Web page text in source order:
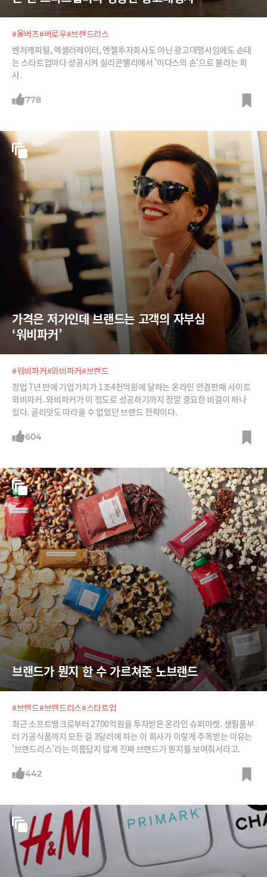
#올버즈#버로우#브랜드리스
벤처캐피털, 엑셀러레이터, 엔젤투자회사도 아닌 광고대행사임에도 손대
는 스타트업마다 성공시켜 실리콘밸리에서 '미다스의 손'으로 불리는 회
사.
778
가격은 저가인데 브랜드는 고객의 자부심
‘워비파커’
#워비파커#와비파커#브랜드
창업 7년 만에 기업가치가 1조4천억원에 달하는 온라인 안경판매 사이트
와비파커. 와비파커가 이 정도로 성공하기까지 정말 중요한 비결이 하나
있다. 골리앗도 따라올 수 없었던 브랜드 전략이다.
604
브랜드가 뭔지 한 수 가르쳐준 노브랜드
#브랜드#브랜드리스#스타트업
최근 소프트뱅크로부터 2700억원을 투자받은 온라인 슈퍼마켓. 생필품부
터 가공식품까지 모든 걸 3달러에 파는 이 회사가 이렇게 주목받는 이유는
'브랜드리스'라는 이름답지 않게 진짜 브랜드가 뭔지를 보여줘서라고.
442